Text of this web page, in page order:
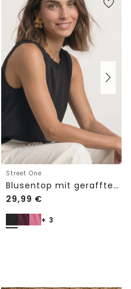
Street One
Blusentop mit gerafftem Rundhals
29,99 €
+ 3